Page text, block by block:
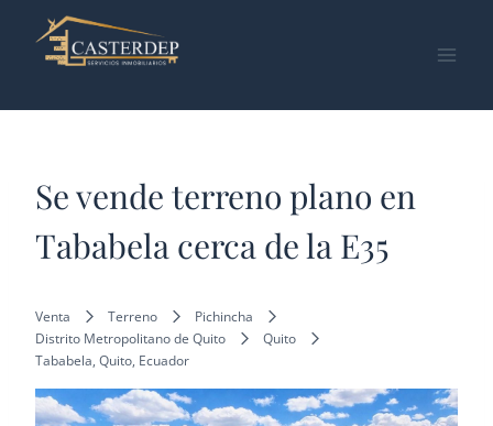
contenido
Se vende terreno plano en
Tababela cerca de la E35
Venta Terreno
Pichincha
Distrito Metropolitano de Quito
Quito
Tababela, Quito, Ecuador